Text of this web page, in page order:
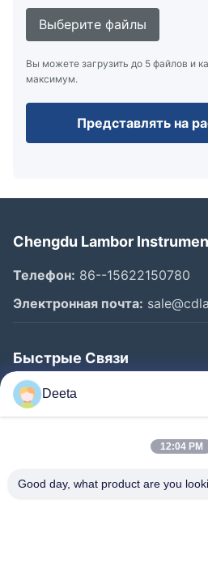
Выберите файлы
Вы можете загрузить до 5 файлов и
максимум.
Представлять на
Chengdu Lambor
Телефон: 86--15622150780
Электронная почта:
Быстрые Связи
Главная Страница
Продукция
Наша Фабрика
Deeta
12:04 PM
Good day, what product are you